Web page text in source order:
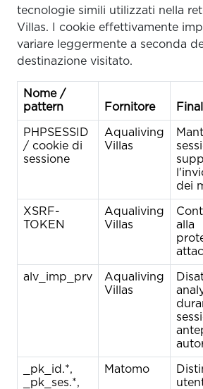
tecnologie simili utilizzati nella
Villas. I cookie effettivamente
variare leggermente a seconda
destinazione visitato.
Nome /
pattern
Fornitore
PHPSESSID
/ cookie di
sessione
Aqualiving
Villas
dei
XSRF-
TOKEN
Aqualiving
Villas
alla
alv_imp_prv
Aqualiving
Villas
_pk_id.*,
_pk_ses.*,
Matomo